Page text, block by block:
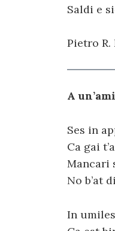
Saldi e
Pietro R.
A
Ses in
Ca gai
Mancari
No b’at
In